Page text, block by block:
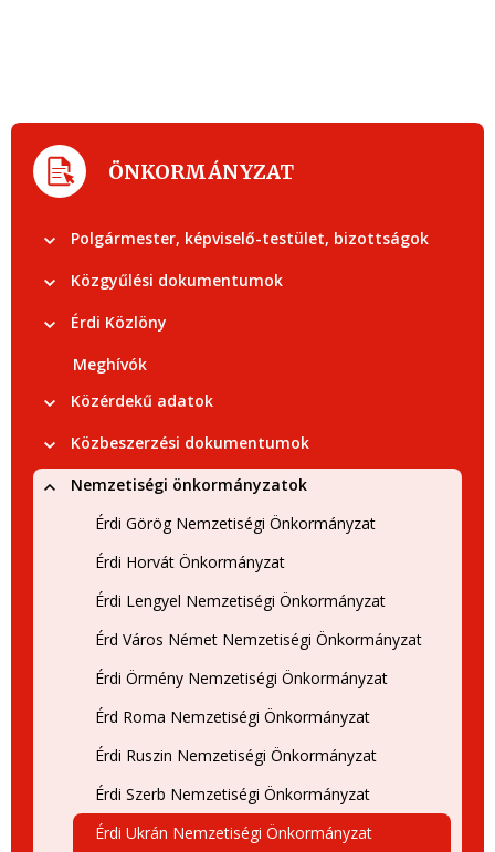
ÖNKORMÁNYZAT
Polgármester, képviselő-testület, bizottságok
Közgyűlési dokumentumok
Érdi Közlöny
Meghívók
Közérdekű adatok
Közbeszerzési dokumentumok
Nemzetiségi önkormányzatok
Érdi Görög Nemzetiségi Önkormányzat
Érdi Horvát Önkormányzat
Érdi Lengyel Nemzetiségi Önkormányzat
Érd Város Német Nemzetiségi Önkormányzat
Érdi Örmény Nemzetiségi Önkormányzat
Érd Roma Nemzetiségi Önkormányzat
Érdi Ruszin Nemzetiségi Önkormányzat
Érdi Szerb Nemzetiségi Önkormányzat
Érdi Ukrán Nemzetiségi Önkormányzat